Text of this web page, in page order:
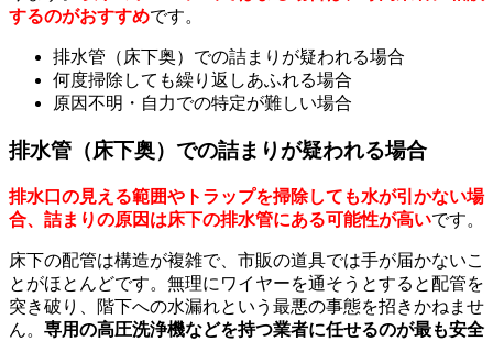
するのがおすすめです。
排水管（床下奥）での詰まりが疑われる場合
何度掃除しても繰り返しあふれる場合
原因不明・自力での特定が難しい場合
排水管（床下奥）での詰まりが疑われる場合
排水口の見える範囲やトラップを掃除しても水が引かない場
合、詰まりの原因は床下の排水管にある可能性が高いです。
床下の配管は構造が複雑で、市販の道具では手が届かないこ
とがほとんどです。無理にワイヤーを通そうとすると配管を
突き破り、階下への水漏れという最悪の事態を招きかねませ
ん。 専用の高圧洗浄機などを持つ業者に任せるのが最も安全